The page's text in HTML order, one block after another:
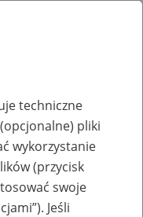
lub
pracy
techniczne
pliki
wykorzystanie
(przycisk
swoje
Jeśli